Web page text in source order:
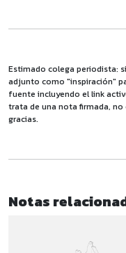
Estimado colega periodista:
adjunto como "inspiración"
fuente incluyendo el link
trata de una nota firmada,
gracias.
Notas